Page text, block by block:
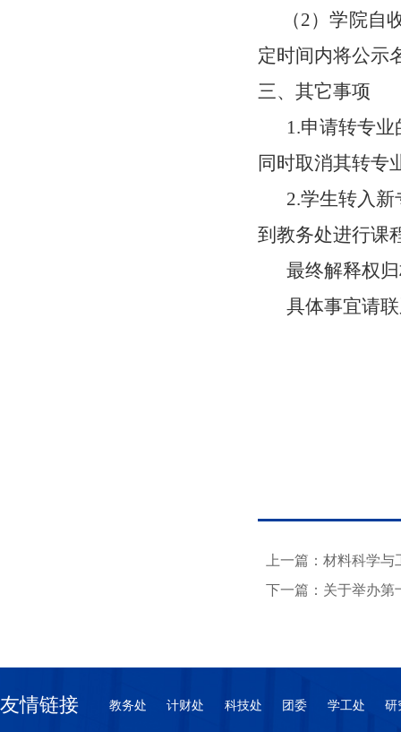
（2）学院自
定时间内将公示
三、其它事项
1.申请转专
同时取消其转专
2.学生转入
到教务处进行课
最终解释权
具体事宜请
上一篇：材料科学
下一篇：关于举办第
友情链接 教务处 计财处 科技处 团委 学工处 研